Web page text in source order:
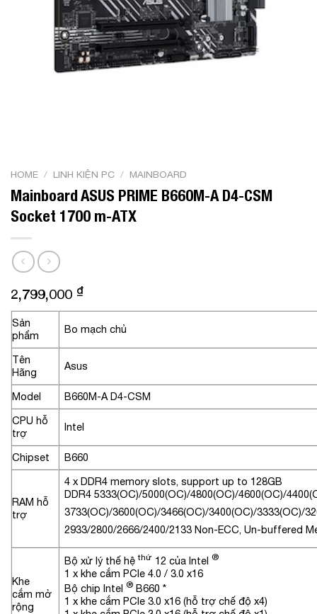
HOME / LINH KIỆN PC / MAINBOARD
Mainboard ASUS PRIME B660M-A D4-CSM
Socket 1700 m-ATX
2,799,000 ₫
Sản
phẩm
Bo mạch chủ
Tên
Hãng
Asus
Model
B660M-A D4-CSM
CPU hỗ
trợ
Intel
Chipset B660
RAM hỗ
trợ
4 x DDR4 memory slots, support up to 128GB
DDR4 5333(OC)/5000(OC)/4800(OC)/4600(OC)/
3733(OC)/3600(OC)/3466(OC)/3400(OC)/3333(OC)/
2933/2800/2666/2400/2133 Non-ECC, Un-buffered
Khe
cắm mở
rộng
Bộ xử lý thế hệthứ 12 của Intel®
1 x khe cắm PCIe 4.0 / 3.0 x16
Bộ chip Intel® B660 *
1 x khe cắm PCIe 3.0 x16 (hỗ trợ chế độ x4)